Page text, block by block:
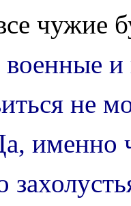
чужие
военные
не
именно